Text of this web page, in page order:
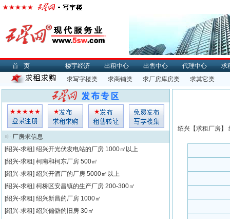
首页 楼宇经济 出租中心 出售中心 代理中心
求
求写字楼类
求商铺类 求厂房库房类 求其它类
绍兴【求租 厂房】
厂房求信息
[绍兴-求租] 绍兴开光伏发电站的厂房 1000㎡以上
[绍兴-求租] 柯南和柯东厂房 500㎡
[绍兴-求租] 绍兴开酒厂的厂房 5000㎡以上
[绍兴-求租] 柯桥区安昌镇的生产厂房 200-300㎡
[绍兴-求租] 绍兴新昌的厂房 1000㎡
[绍兴-求租] 绍兴偏僻的旧房 30㎡